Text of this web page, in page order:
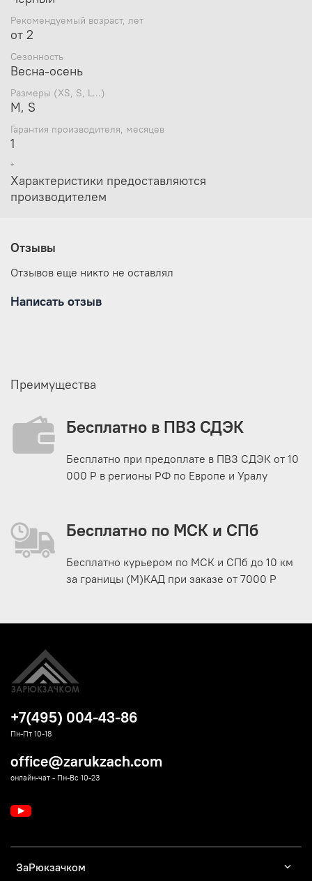
Рекомендуемый возраст, лет
от 2
Сезонность
Весна-осень
Размеры (XS, S, L...)
M, S
Гарантия производителя, месяцев
1
*
Характеристики предоставляются
производителем
Отзывы
Отзывов еще никто не оставлял
Написать отзыв
Преимущества
Бесплатно в ПВЗ СДЭК
Бесплатно при предоплате в ПВЗ СДЭК от 10
000 Р в регионы РФ по Европе и Уралу
Бесплатно по МСК и СПб
Бесплатно курьером по МСК и СПб до 10 км
за границы (М)КАД при заказе от 7000 Р
ЗаРюкзачком
+7(495) 004-43-86
Пн-Пт 10-18
office@zarukzach.com
онлайн-чат - Пн-Вс 10-23